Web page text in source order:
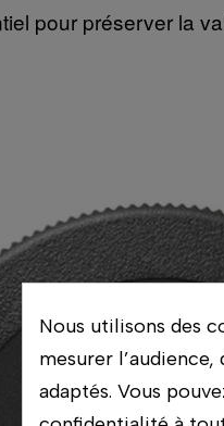
pour préserver la
Nous utilisons des
mesurer
adaptés. Vous